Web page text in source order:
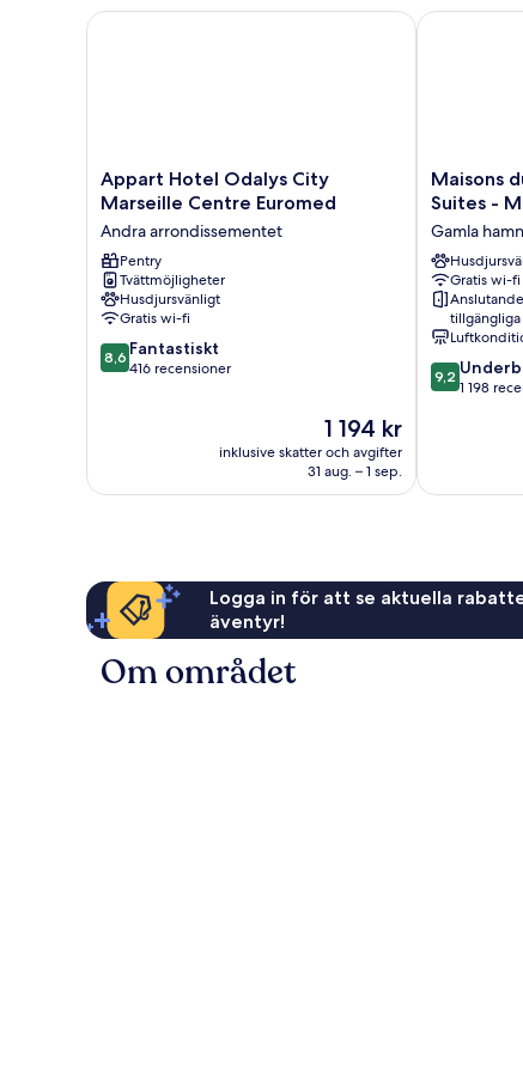
Appart
Hotel
City
Marseille
Centre
Euromed
Andra
arrondissementet
Appart Hotel Odalys City
Marseille Centre Euromed
Andra arrondissementet
Pentry
Tvättmöjligheter
Husdjursvänligt
Gratis wi-fi
8.6
av
8,6 Fantastiskt
416 recensioner
Priset
är
1 194 kr
1 194 kr
inklusive skatter och avgifter
31 aug. – 1 sep.
Appart Hotel Odalys City Marseille Centre
Maisons
du
Hôtel
&
Suites
-
Marseille
Vieux
Port
Gamla
Maisons
Suites -
Gamla
Gratis wi-fi
tillgängliga
9.2
av
1 198
9,2
1 198
Maisons du
Logga in för att se aktuella
äventyr!
Om området